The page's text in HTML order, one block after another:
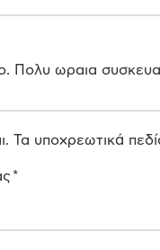
Πολυ ωραια
Τα υποχρεωτικά
*